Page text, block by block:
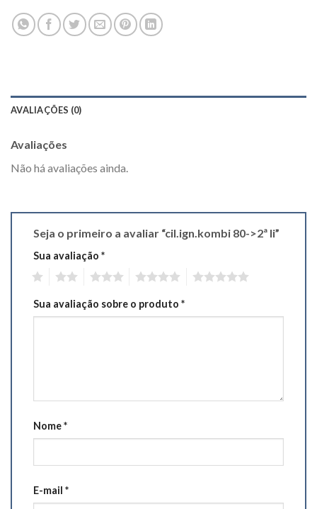
AVALIAÇÕES (0)
Avaliações
Não há avaliações ainda.
Seja o primeiro a avaliar “cil.ign.kombi 80->2ª li”
Sua avaliação *
Sua avaliação sobre o produto *
Nome*
E-mail *